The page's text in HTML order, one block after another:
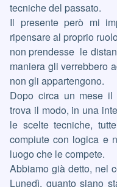
tecniche del passato.
Il presente però mi
ripensare al proprio
non prendesse le
maniera gli verrebbero
non gli appartengono.
Dopo circa un mese il
trova il modo, in una
le scelte tecniche,
compiute con logica e
luogo che le compete.
Abbiamo già detto, nel
Lunedì, quanto siano